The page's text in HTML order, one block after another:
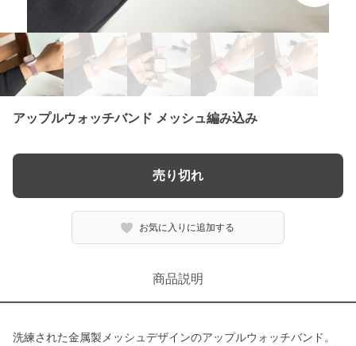
アップルウォッチバンド メッシュ編み込み
売り切れ
お気に入りに追加する
商品説明
洗練された金属製メッシュデザインのアップルウォッチバンド。